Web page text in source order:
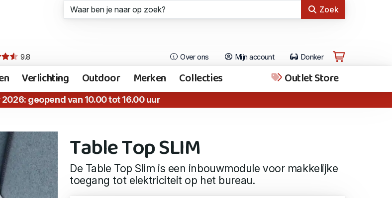
Zoek
9.8 Over ons Mijn account Donker
Verlichting Outdoor Merken Collecties Outlet Store
2026: geopend van 10.00 tot 16.00 uur
Table Top SLIM
De Table Top Slim is een inbouwmodule voor makkelijke
toegang tot elektriciteit op het bureau.